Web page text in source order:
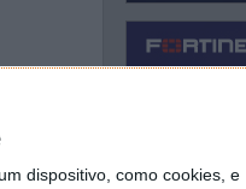
dispositivo, como cookies, e